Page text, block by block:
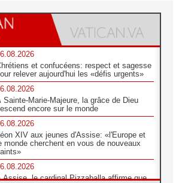
et confucéens: respect et sagesse
relever aujourd'hui les «défis urgents»
Sainte-Marie-Majeure, la grâce de Dieu
encore sur le monde
Léon XIV aux jeunes d'Assise: «l'Europe et
monde cherchent en vous de nouveaux
Assise, le cardinal Pizzaballa affirme que